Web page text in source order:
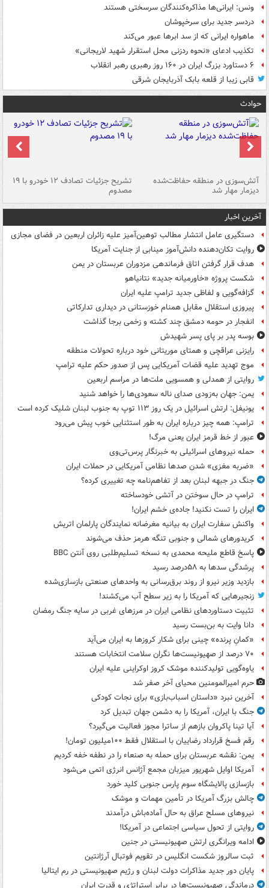
ونس: ایرانی‌ها مذاکره‌کنندگان سرسختی هستند
دردسر جدید برای سرخپوشان
ماهواره ایرانی که از سد ابرها عبور می‌کند
تکذیب ادعای «نحوه ردزنی محل استقرار شهید لاریجانی»
۶ دستاورد بزرگ ایران در ۱۶۰ روز رهبری رهبر انقلاب
قابی زیبا از قلعه بابک آذربایجان شرقی
حوادث
آتش‌سوزی در منطقه حفاظت‌شده
دیزمار مهار شد
تشریح جزئیات تصادف ۱۲ خودرو با ۱۹
مصدوم
آخرین اخبار
دستگیری عامل انتشار مطالب توهین‌آمیز علیه زائران اربعین در فضای مجازی
روایت تکان‌دهنده دانش‌آموز مینابی از جنایت آمریکا
هدف قرار گرفتن اتاق‌ فرماندهی مزدوران عربستان در یمن
شکست پروژه «خاورمیانه جدید» نتانیاهو
گزافه‌گویی و لفاظی جدید ترامپ علیه ایران
پیروزی استقلال مقابل همنام خوزستانی در دیداری تدارکاتی
انفجار در حومه دمشق چند کشته و زخمی برجا گذاشت
بوسه‌ پدر بر پای پسر شهیدش
رایزنی عراقچی و همتای موریتانی خود درباره تحولات منطقه
موج تهدید علیه قضات آمریکایی پس از صدور حکم علیه ترامپ
روایتی از همدلی و همسویی ملت‌ها در مراسم اربعین
یمن: جهان به‌زودی صدای ناله سعودی‌ها را خواهد شنید
یونیفل: ارتش اسرائیل در یک روز ۱۱۳ توپ به جنوب لبنان شلیک کرده است
ترامپ: همه چیز درباره ایران به طور استثنایی خوب پیش می‌رود
عبور از خط قرمز ایران یعنی مرگ!
حمله نیروهای اسرائیلی به خبرنگار پرس‌تی‌وی
«ضربه مغزی» شدن صدها نظامی آمریکایی در حملات ایران
جنگ در جبهه لبنان بعد از تفاهم‌نامه چه تغییری کرده؟
ترامپ در حال سوختن در آتشی خودساخته
ایران را تست نکنید! جاده‌ی خشم ایران!
واکنش سفارت ایران به بیانیه مغرضانه نمایندگان پارلمان اتریش
کریدورهای شمالی و جنوبی تنگه هرمز حذف می‌شوند
پاسخ قاطع ملیحه محمدی به نسخه تسلیم‌طلبی روی آنتن BBC
پرشدگی سدها به ۵۸درصد رسید
بازدید وزیر نیرو از روند برق‌رسانی به واحدهای صنعتی بازسازی‌شده
زنجیرهایی که آمریکا را به زیر سطح آب می‌کشند!
تثبیت دستاوردهای نظامی ایران در مرزهای غربی در سایه جنگ رمضان
دانا وایت به بن‌بست رسید
«کمانِ پرنده» چینی برای شکار کروزها به ایران می‌آید
۷۰ درصد از صهیونیست‌ها نگران سلامت انتخابات هستند
یاوه‌گویی تولیدکننده موشک کروز اوکراینی علیه ایران
حرم امیرالمومنین محیای آخر صفر شد
آخرین نبرد «داستان اسباب‌بازی» برای نجات کودکی
جنگ با ایران، آمریکا را به دشمن جهان تبدیل کرد
آیا تینا پاکروان بازهم از ساترا مجوز فعالیت می‌گیرد؟
رقم فسخ قرارداد رضاییان با استقلال فقط ۱۰۰میلیون تومان!
یمن: نقشه عربستان برای حمله به صنعاء را در نطفه خفه کردیم
آمریکا اوایل شهریور میزبان مجمع آژانس انرژی اتمی می‌شود
بازسازی پالایشگاه سوم پارس جنوبی کلید خورد
چالش بزرگ آمریکا در تأمین مهمات و موشک
نیروهای مسلح عراق به حال آماده‌باش درآمدند
روایتی از تحول سیاسی اجتماعی در آمریکا!
ادامه ویرانگری ارتش صهیونیستی در جنین
ثبت سالروز شکست انگلیس در تقویم فوتبال آرژانتین
پایان دور جدید مذاکرات دولت لبنان و رژیم صهیونیستی در رم ایتالیا
درماندگی صهیونیست‌ها در برابر استراتژی و قدرت ایران